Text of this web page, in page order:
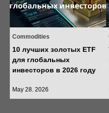
Commodities
10 лучших золотых ETF
для глобальных
инвесторов в 2026 году
May 28. 2026